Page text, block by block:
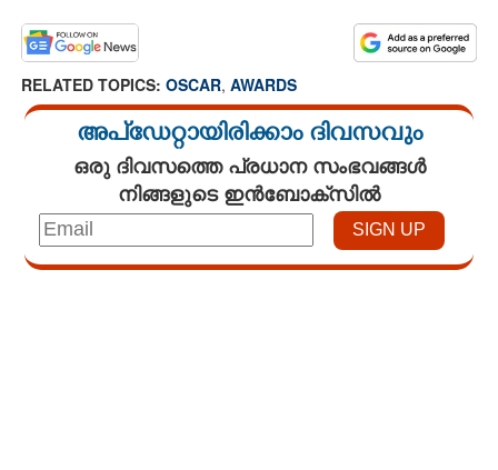
RELATED TOPICS: OSCAR, AWARDS
അപ്ഡേറ്റായിരിക്കാം ദിവസവും
ഒരു ദിവസത്തെ പ്രധാന സംഭവങ്ങൾ
നിങ്ങളുടെ ഇൻബോക്സിൽ